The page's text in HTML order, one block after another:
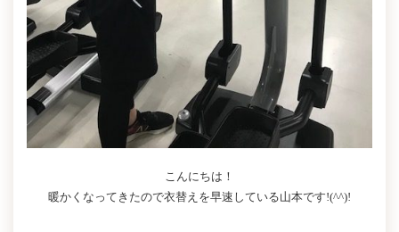
こんにちは！
暖かくなってきたので衣替えを早速している山本です!(^^)!